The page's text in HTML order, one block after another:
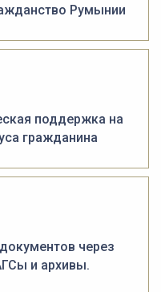
Румынии
поддержка на
гражданина
через
и архивы.